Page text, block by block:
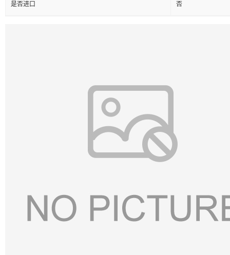
是否进口 否